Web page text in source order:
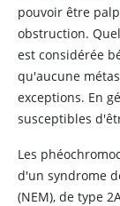
pouvoir être
obstruction.
est considérée
qu'aucune
exceptions. En
susceptibles
Les
d'un syndrome
(NEM), de type